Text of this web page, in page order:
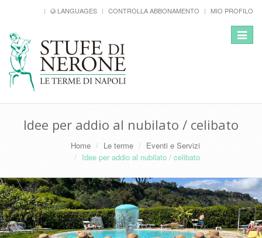
LANGUAGES CONTROLLA ABBONAMENTO MIO PROFILO
Toggle
Idee per addio al nubilato / celibato
Home Le terme
Eventi e Servizi
Idee per addio al nubilato / celibato